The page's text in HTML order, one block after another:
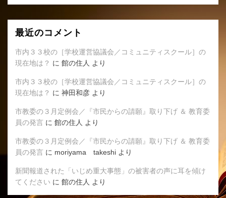
最近のコメント
市内３３校の［学校運営協議会／コミュニティスクール］の
現在地は？ に 館の住人 より
市内３３校の［学校運営協議会／コミュニティスクール］の
現在地は？ に 神田和彦 より
市教委の３月定例会／『市民からの請願』取り下げ ＆ 教育委
員の発言 に 館の住人 より
市教委の３月定例会／『市民からの請願』取り下げ ＆ 教育委
員の発言 に moriyama takeshi より
新聞報道された「いじめ重大事態」の被害者の声に耳を傾け
てください に 館の住人 より